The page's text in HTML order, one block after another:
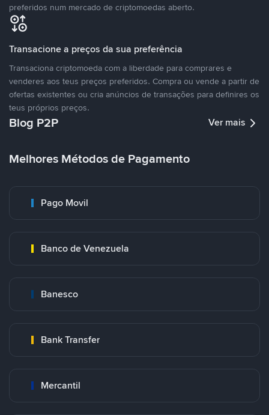
preferidos num mercado de criptomoedas aberto.
Transacione a preços da sua preferência
Transaciona criptomoeda com a liberdade para comprares e
venderes aos teus preços preferidos. Compra ou vende a partir de
ofertas existentes ou cria anúncios de transações para definires os
teus próprios preços.
Blog P2P Ver mais
Melhores Métodos de Pagamento
Pago Movil
Banco de Venezuela
Banesco
Bank Transfer
Mercantil